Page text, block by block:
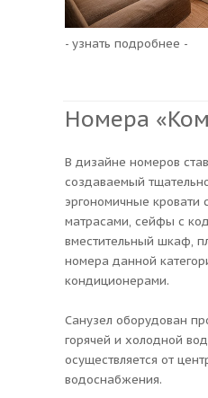
- узнать подробнее -
Номера
В дизайне номеров
создаваемый
эргономичные кровати
матрасами, сейфы с
вместительный шкаф,
номера данной
кондиционерами.
Санузел оборудован
горячей и холодной
осуществляется от
водоснабжения.